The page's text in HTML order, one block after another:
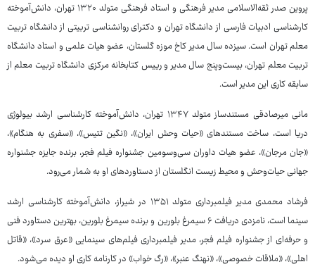
پروین صدر ثقه‌الاسلامی مدیر فرهنگی و استاد فرهنگی متولد ۱۳۲۰ تهران، دانش‌آموخته
کارشناسی ادبیات فارسی از دانشگاه تهران و دکترای روانشناسی تربیتی از دانشگاه تربیت
معلم تهران است. سیزده سال مدیر کاخ موزه گلستان، عضو هیات علمی و استاد دانشگاه
تربیت معلم تهران، بیست‌وپنج سال مدیر و رییس کتابخانه مرکزی دانشگاه تربیت معلم از
سابقه کاری این مدیر است.
مانی میرصادقی مستندساز متولد ۱۳۴۷ تهران، دانش‌آموخته کارشناسی ارشد بیولوژی
دریا است، ساخت مستندهای «حیات وحش ایران»، «نگین تتیس»، «سفری به هنگام»،
«جان مرجان»، عضو هیات داوران سی‌وسومین جشنواره فیلم فجر، برنده جایزه جشنواره
جهانی حیات‌وحش و محیط زیست انگلستان از دستاوردهای او به شمار می‌رود.
فرشاد محمدی مدیر فیلمبرداری متولد ۱۳۵۱ در شیراز، دانش‌آموخته کارشناسی ارشد
سینما است، نامزدی دریافت ۶ سیمرغ بلورین و برنده سیمرغ بلورین، بهترین دستاورد فنی
و حرفه‌ای از جشنواره فیلم فجر، مدیر فیلمبرداری فیلم‌های سینمایی «عرق سرد»، «قاتل
اهلی»، «ملاقات خصوصی»، «نهنگ عنبر»، «رگ خواب» در کارنامه کاری او دیده می‌شود.